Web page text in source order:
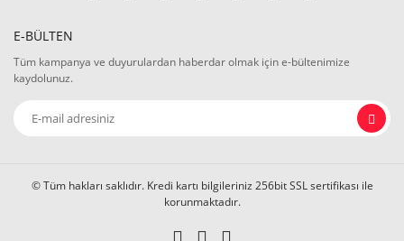
E-BÜLTEN
Tüm kampanya ve duyurulardan haberdar olmak için e-bültenimize
kaydolunuz.
© Tüm hakları saklıdır. Kredi kartı bilgileriniz 256bit SSL sertifikası ile
korunmaktadır.